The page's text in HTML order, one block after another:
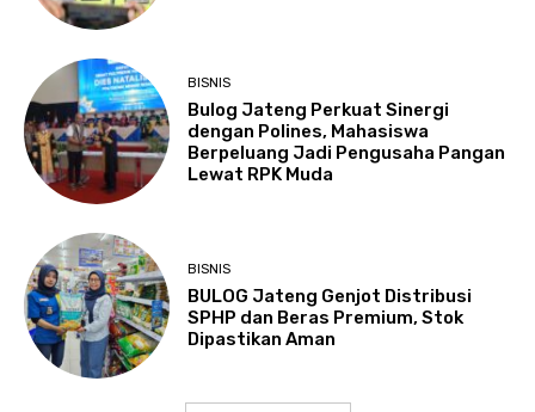
BISNIS
Bulog Jateng Perkuat Sinergi
dengan Polines, Mahasiswa
Berpeluang Jadi Pengusaha Pangan
Lewat RPK Muda
BISNIS
BULOG Jateng Genjot Distribusi
SPHP dan Beras Premium, Stok
Dipastikan Aman